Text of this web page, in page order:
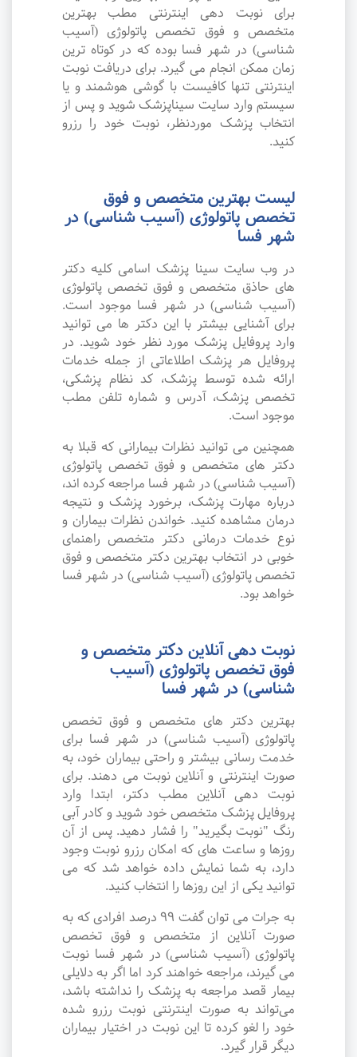
برای نوبت دهی اینترنتی مطب بهترین
متخصص و فوق تخصص پاتولوژی (آسیب
شناسی) در شهر فسا بوده که در کوتاه ترین
زمان ممکن انجام می گیرد. برای دریافت نوبت
اینترنتی تنها کافیست با گوشی هوشمند و یا
سیستم وارد سایت سیناپزشک شوید و پس از
انتخاب پزشک موردنظر، نوبت خود را رزرو
کنید.
لیست بهترین متخصص و فوق
تخصص پاتولوژی (آسیب شناسی) در
شهر فسا
در وب سایت سینا پزشک اسامی کلیه دکتر
های حاذق متخصص و فوق تخصص پاتولوژی
(آسیب شناسی) در شهر فسا موجود است.
برای آشنایی بیشتر با این دکتر ها می توانید
وارد پروفایل پزشک مورد نظر خود شوید. در
پروفایل هر پزشک اطلاعاتی از جمله خدمات
ارائه شده توسط پزشک، کد نظام پزشکی،
تخصص پزشک، آدرس و شماره تلفن مطب
موجود است.
همچنین می توانید نظرات بیمارانی که قبلا به
دکتر های متخصص و فوق تخصص پاتولوژی
(آسیب شناسی) در شهر فسا مراجعه کرده اند،
درباره مهارت پزشک، برخورد پزشک و نتیجه
درمان مشاهده کنید. خواندن نظرات بیماران و
نوع خدمات درمانی دکتر متخصص راهنمای
خوبی در انتخاب بهترین دکتر متخصص و فوق
تخصص پاتولوژی (آسیب شناسی) در شهر فسا
خواهد بود.
نوبت دهی آنلاین دکتر متخصص و
فوق تخصص پاتولوژی (آسیب
شناسی) در شهر فسا
بهترین دکتر های متخصص و فوق تخصص
پاتولوژی (آسیب شناسی) در شهر فسا برای
خدمت رسانی بیشتر و راحتی بیماران خود، به
صورت اینترنتی و آنلاین نوبت می دهند. برای
نوبت دهی آنلاین مطب دکتر، ابتدا وارد
پروفایل پزشک متخصص خود شوید و کادر آبی
رنگ "نوبت بگیرید" را فشار دهید. پس از آن
روزها و ساعت های که امکان رزرو نوبت وجود
دارد، به شما نمایش داده خواهد شد که می
توانید یکی از این روزها را انتخاب کنید.
به جرات می‌ توان گفت ۹۹ درصد افرادی که به
صورت آنلاین از متخصص و فوق تخصص
پاتولوژی (آسیب شناسی) در شهر فسا نوبت
می گیرند، مراجعه خواهند کرد اما اگر به دلایلی
بیمار قصد مراجعه به پزشک را نداشته باشد،
می‌تواند به صورت اینترنتی نوبت رزرو شده
خود را لغو کرده تا این نوبت در اختیار بیماران
دیگر قرار گیرد.